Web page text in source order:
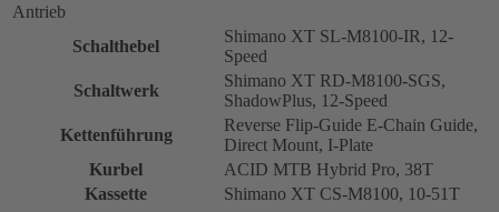
Antrieb
Schalthebel
Shimano XT SL-M8100-IR, 12-
Speed
Schaltwerk
Shimano XT RD-M8100-SGS,
ShadowPlus, 12-Speed
Kettenführung
Reverse Flip-Guide E-Chain Guide,
Direct Mount, I-Plate
Kurbel
ACID MTB Hybrid Pro, 38T
Kassette
Shimano XT CS-M8100, 10-51T